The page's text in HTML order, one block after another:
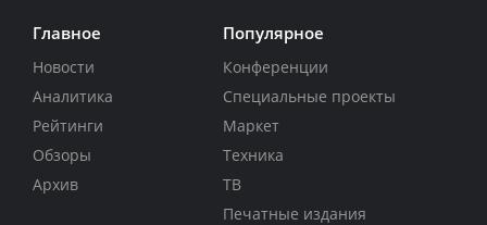
Главное
Новости
Аналитика
Рейтинги
Обзоры
Архив
Популярное
Конференции
Специальные проекты
Маркет
Техника
ТВ
Печатные издания